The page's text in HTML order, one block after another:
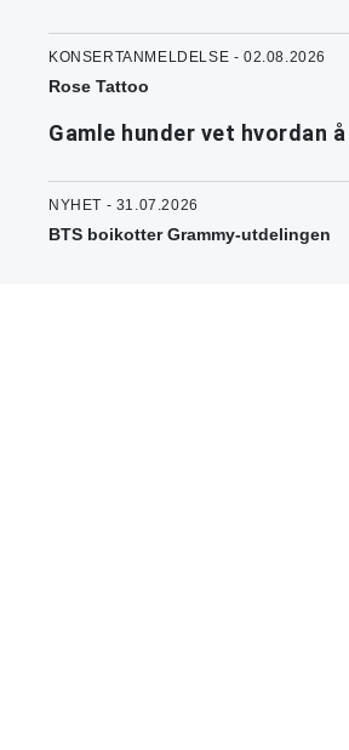
KONSERTANMELDELSE - 02.08.2026
Rose Tattoo
Gamle hunder vet hvordan
NYHET - 31.07.2026
BTS boikotter Grammy-utdelingen